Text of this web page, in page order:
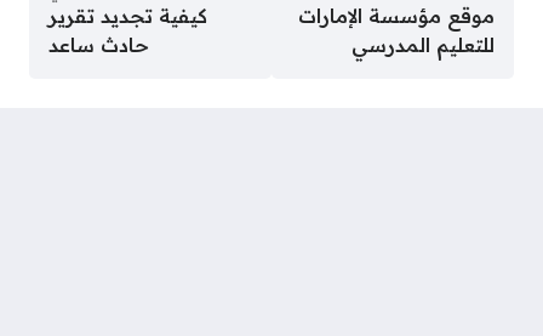
موقع مؤسسة الإمارات
للتعليم المدرسي
كيفية تجديد تقرير
حادث ساعد